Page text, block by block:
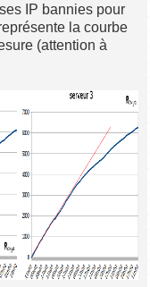
IP bannies pour
la courbe
(attention à